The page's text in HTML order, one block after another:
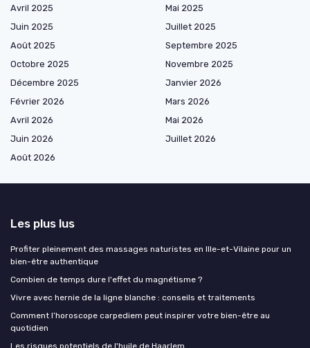
Avril 2025
Mai 2025
Juin 2025
Juillet 2025
Août 2025
Septembre 2025
Octobre 2025
Novembre 2025
Décembre 2025
Janvier 2026
Février 2026
Mars 2026
Avril 2026
Mai 2026
Juin 2026
Juillet 2026
Août 2026
Les plus lus
Profiter pleinement des massages naturistes en Ille-et-Vilaine pour un
bien-être authentique
Combien de temps dure l'effet du magnétisme ?
Vivre avec hernie de la ligne blanche : conseils et traitements
Comment l’horoscope carpediem peut inspirer votre bien-être au
quotidien
Les risques potentiels de l'huile de Haarlem